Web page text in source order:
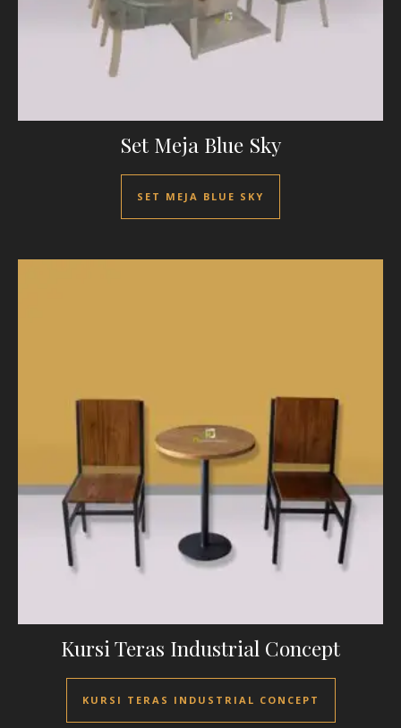
Set Meja Blue Sky
SET MEJA BLUE SKY
Kursi Teras Industrial Concept
KURSI TERAS INDUSTRIAL CONCEPT